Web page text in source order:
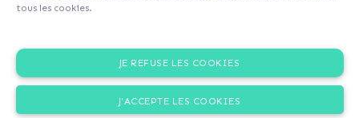
tous les cookies.
JE REFUSE LES COOKIES
J'ACCEPTE LES COOKIES
Si vous n'êtes pas encore inscrit